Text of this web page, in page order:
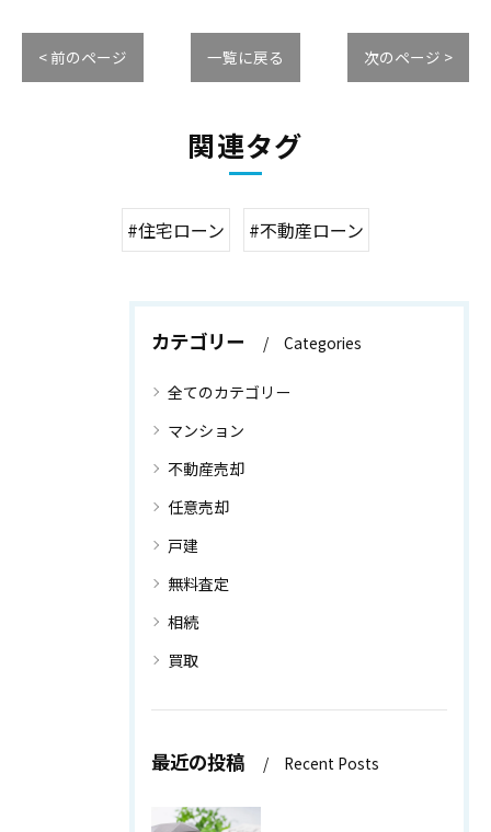
< 前のページ 一覧に戻る 次のページ >
関連タグ
#住宅ローン #不動産ローン
カテゴリー Categories
全てのカテゴリー
マンション
不動産売却
任意売却
戸建
無料査定
相続
買取
最近の投稿 Recent Posts